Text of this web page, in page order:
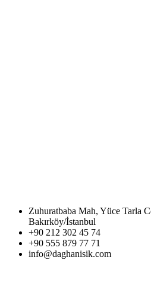
Zuhuratbaba Mah, Yüce Tarla
Bakırköy/İstanbul
+90 212 302 45 74
+90 555 879 77 71
info@daghanisik.com